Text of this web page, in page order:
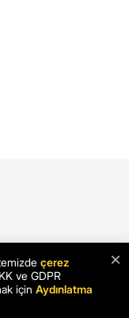
×
çerez
ve GDPR
için Aydınlatma